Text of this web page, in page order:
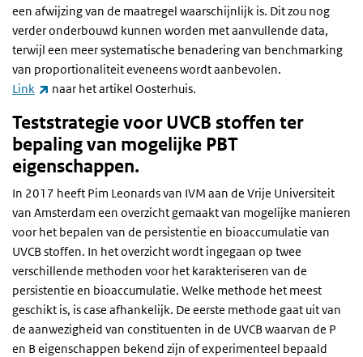
een afwijzing van de maatregel waarschijnlijk is. Dit zou nog
verder onderbouwd kunnen worden met aanvullende data,
terwijl een meer systematische benadering van benchmarking
van proportionaliteit eveneens wordt aanbevolen.
Link
(externe link)
naar het artikel Oosterhuis.
Teststrategie voor UVCB stoffen ter
bepaling van mogelijke PBT
eigenschappen.
In 2017 heeft Pim Leonards van IVM aan de Vrije Universiteit
van Amsterdam een overzicht gemaakt van mogelijke manieren
voor het bepalen van de persistentie en bioaccumulatie van
UVCB stoffen. In het overzicht wordt ingegaan op twee
verschillende methoden voor het karakteriseren van de
persistentie en bioaccumulatie. Welke methode het meest
geschikt is, is case afhankelijk. De eerste methode gaat uit van
de aanwezigheid van constituenten in de UVCB waarvan de P
en B eigenschappen bekend zijn of experimenteel bepaald